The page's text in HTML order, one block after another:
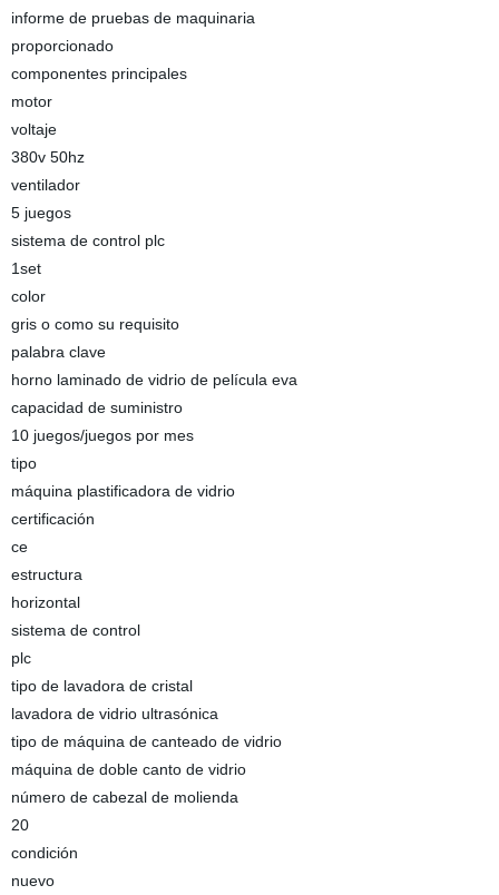
informe de pruebas de maquinaria
proporcionado
componentes principales
motor
voltaje
380v 50hz
ventilador
5 juegos
sistema de control plc
1set
color
gris o como su requisito
palabra clave
horno laminado de vidrio de película eva
capacidad de suministro
10 juegos/juegos por mes
tipo
máquina plastificadora de vidrio
certificación
ce
estructura
horizontal
sistema de control
plc
tipo de lavadora de cristal
lavadora de vidrio ultrasónica
tipo de máquina de canteado de vidrio
máquina de doble canto de vidrio
número de cabezal de molienda
20
condición
nuevo